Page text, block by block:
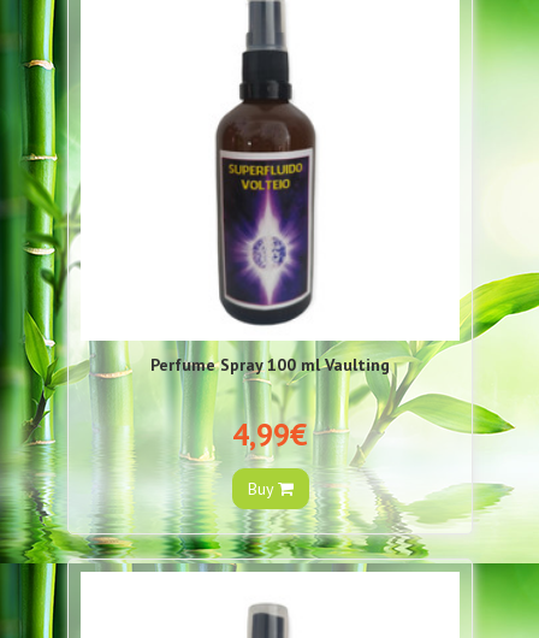
Perfume Spray 100 ml Vaulting
4,99€
Buy